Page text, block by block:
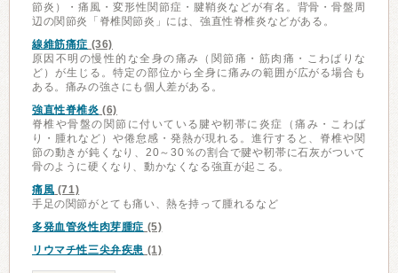
節炎）・痛風・変形性関節症・腱鞘炎などが有名。背骨・骨盤周
辺の関節炎「脊椎関節炎」には、強直性脊椎炎などがある。
線維筋痛症 (36)
原因不明の慢性的な全身の痛み（関節痛・筋肉痛・こわばりな
ど）が生じる。特定の部位から全身に痛みの範囲が広がる場合も
ある。痛みの強さにも個人差がある。
強直性脊椎炎 (6)
脊椎や骨盤の関節に付いている腱や靭帯に炎症（痛み・こわば
り・腫れなど）や倦怠感・発熱が現れる。進行すると、脊椎や関
節の動きが鈍くなり、20～30％の割合で腱や靭帯に石灰がついて
骨のように硬くなり、動かなくなる強直が起こる。
痛風 (71)
手足の関節がとても痛い、熱を持って腫れるなど
多発血管炎性肉芽腫症 (5)
リウマチ性三尖弁疾患 (1)